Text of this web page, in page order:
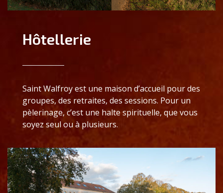
Hôtellerie
Saint Walfroy est une maison d’accueil pour des
groupes, des retraites, des sessions. Pour un
pèlerinage, c’est une halte spirituelle, que vous
soyez seul ou à plusieurs.